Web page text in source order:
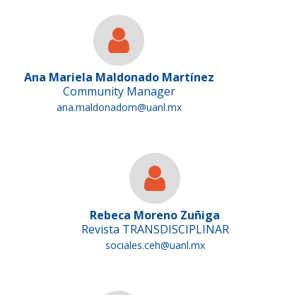
Ana Mariela Maldonado Martínez
Community Manager
ana.maldonadom@uanl.mx
Rebeca Moreno Zuñiga
Revista TRANSDISCIPLINAR
sociales.ceh@uanl.mx